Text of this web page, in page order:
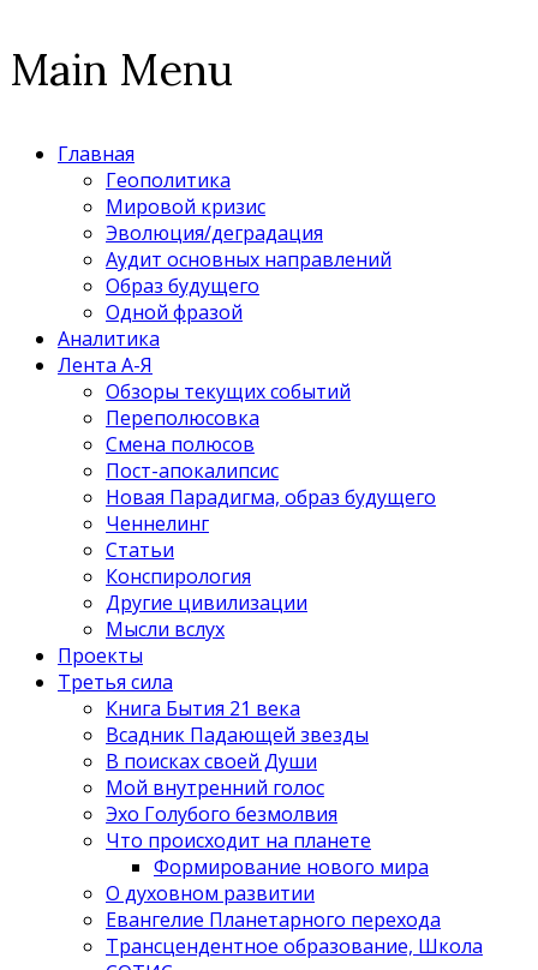
Main Menu
Главная
Геополитика
Мировой кризис
Эволюция/деградация
Аудит основных направлений
Образ будущего
Одной фразой
Аналитика
Лента А-Я
Обзоры текущих событий
Переполюсовка
Смена полюсов
Пост-апокалипсис
Новая Парадигма, образ будущего
Ченнелинг
Статьи
Конспирология
Другие цивилизации
Мысли вслух
Проекты
Третья сила
Книга Бытия 21 века
Всадник Падающей звезды
В поисках своей Души
Мой внутренний голос
Эхо Голубого безмолвия
Что происходит на планете
Формирование нового мира
О духовном развитии
Евангелие Планетарного перехода
Трансцендентное образование, Школа